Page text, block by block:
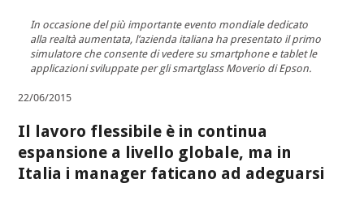
In occasione del più importante evento mondiale dedicato
alla realtà aumentata, l’azienda italiana ha presentato il primo
simulatore che consente di vedere su smartphone e tablet le
applicazioni sviluppate per gli smartglass Moverio di Epson.
22/06/2015
Il lavoro flessibile è in continua
espansione a livello globale, ma in
Italia i manager faticano ad adeguarsi